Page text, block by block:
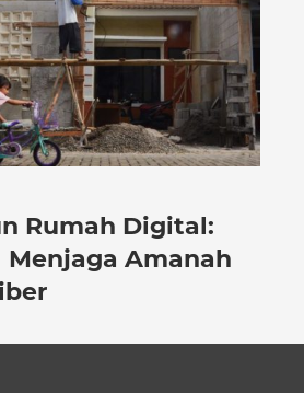
Rumah Digital:
Menjaga Amanah